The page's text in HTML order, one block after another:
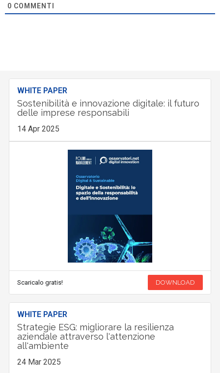
0 COMMENTI
WHITE PAPER
Sostenibilità e innovazione digitale: il futuro
delle imprese responsabili
14 Apr 2025
Scaricalo gratis! DOWNLOAD
WHITE PAPER
Strategie ESG: migliorare la resilienza
aziendale attraverso l'attenzione
all'ambiente
24 Mar 2025